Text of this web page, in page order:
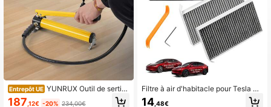
Entrepôt UE YUNRUX Outil de sertiss
age pour presse à tuyau hydrauliqu
187 ,12€ -20% 234,00€
Filtre à air d'habitacle pour Tesla po
ur Model Y 2020-2026, filtre à air a
14 ,48€